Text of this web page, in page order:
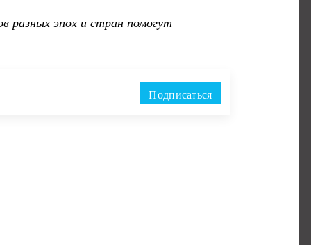
разных эпох и стран помогут
Подписаться